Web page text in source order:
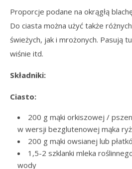
Proporcje podane na okrągłą
Do ciasta można użyć także
świeżych, jak i mrożonych. Pasują
wiśnie itd.
Składniki:
Ciasto:
200 g mąki orkiszowej /
w wersji bezglutenowej mąka
200 g mąki owsianej lub
1,5-2 szklanki mleka
wody